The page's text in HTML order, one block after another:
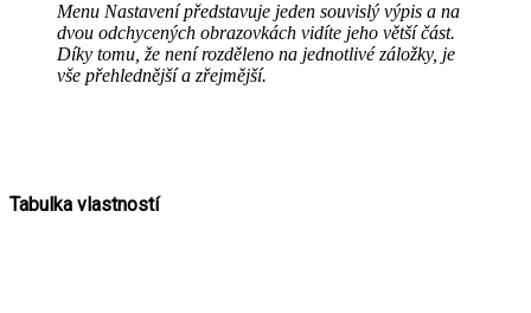
Menu Nastavení představuje jeden souvislý výpis a na
dvou odchycených obrazovkách vidíte jeho větší část.
Díky tomu, že není rozděleno na jednotlivé záložky, je
vše přehlednější a zřejmější.
Tabulka vlastností